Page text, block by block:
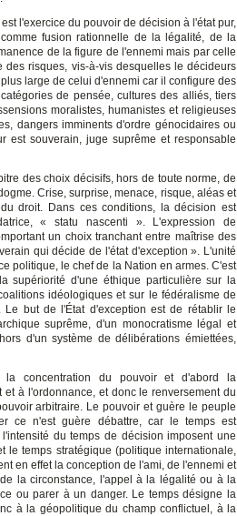
l'exercice du pouvoir de décision à l'état pur,
fusion rationnelle de la légalité, de la
de la figure de l'ennemi mais par celle
risques, vis-à-vis desquelles le décideurs
large de celui d'ennemi car il configure des
de pensée, cultures des alliés, tiers
moralistes, humanistes et religieuses
dangers imminents d'ordre génocidaires ou
est souverain, juge suprême et responsable
des choix décisifs, hors de toute norme, de
Crise, surprise, menace, risque, aléas et
droit. Dans ces conditions, la décision est
« statu nascenti ». L'expression de
un choix tranchant entre maîtrise des
qui décide de l'état d'exception ». L'unité
politique, le chef de la Nation en armes. C'est
supériorité d'une éthique particulière sur la
idéologiques et sur le fédéralisme de
but de l'État d'exception est de rétablir le
suprême, d'un monocratisme légal et
d'un système de délibérations émiettées,
la concentration du pouvoir et d'abord la
à l'ordonnance, et donc le renversement du
arbitraire. Le pouvoir et guère le peuple
ce n'est guère débattre, car le temps est
du temps de décision imposent une
temps stratégique (politique internationale,
en effet la conception de l'ami, de l'ennemi et
la circonstance, l'appel à la légalité ou à la
ou parer à un danger. Le temps désigne la
à la géopolitique du champ conflictuel, à la